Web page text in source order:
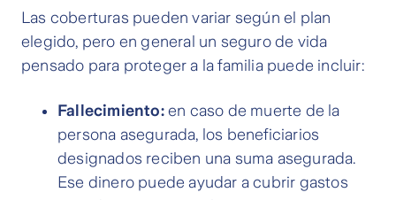
Las coberturas pueden variar según el plan
elegido, pero en general un seguro de vida
pensado para proteger a la familia puede incluir:
Fallecimiento:en caso de muerte de la
persona asegurada, los beneficiarios
designados reciben una suma asegurada.
Ese dinero puede ayudar a cubrir gastos